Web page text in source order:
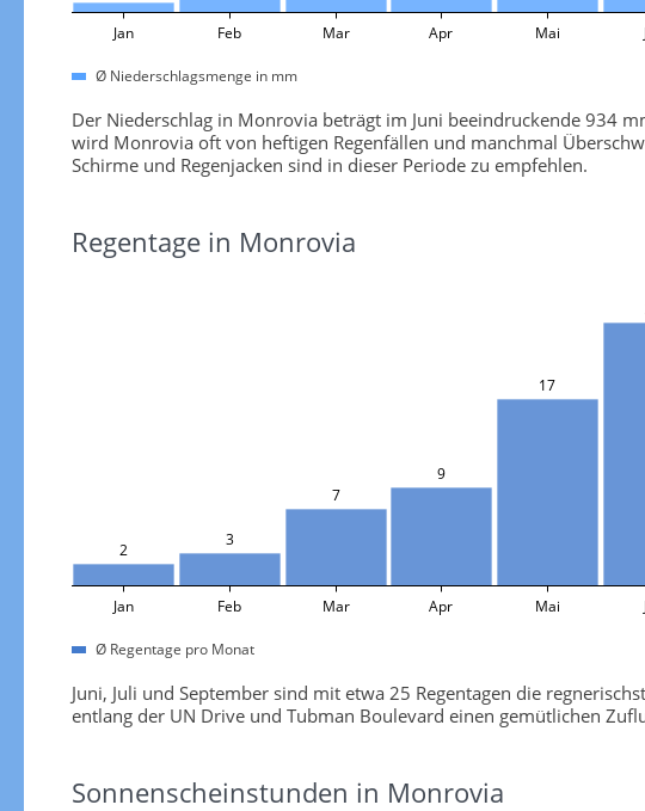
Jan Feb Mar Apr Mai
Ø Niederschlagsmenge in mm
Der Niederschlag in Monrovia beträgt im Juni beeindruckende 934
wird Monrovia oft von heftigen Regenfällen und manchmal
Schirme und Regenjacken sind in dieser Periode zu empfehlen.
Regentage in Monrovia
2
3
7
9
17
Jan Feb Mar Apr Mai
Ø Regentage pro Monat
Juni, Juli und September sind mit etwa 25 Regentagen die
entlang der UN Drive und Tubman Boulevard einen gemütlichen
Sonnenscheinstunden in Monrovia